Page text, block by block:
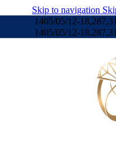
Skip to navigation
-
1405/05/12
-
1405/05/12